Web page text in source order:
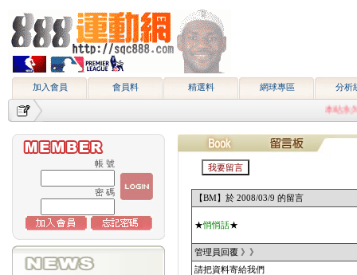
加入會員 會員料 精選料 網球專區 分析
本站永久
帳 號
密 碼
【BM】於 2008/03/9 的留言
★悄悄話★
管理員回覆 》》
請把資料寄給我們